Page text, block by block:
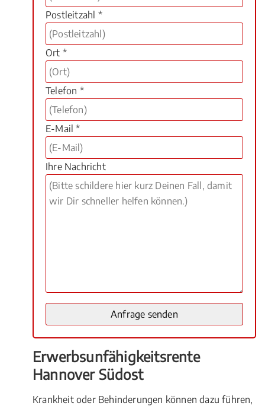
Postleitzahl *
Ort *
Telefon *
E-Mail *
Ihre Nachricht
Erwerbsunfähigkeitsrente
Hannover Südost
Krankheit oder Behinderungen können dazu führen,